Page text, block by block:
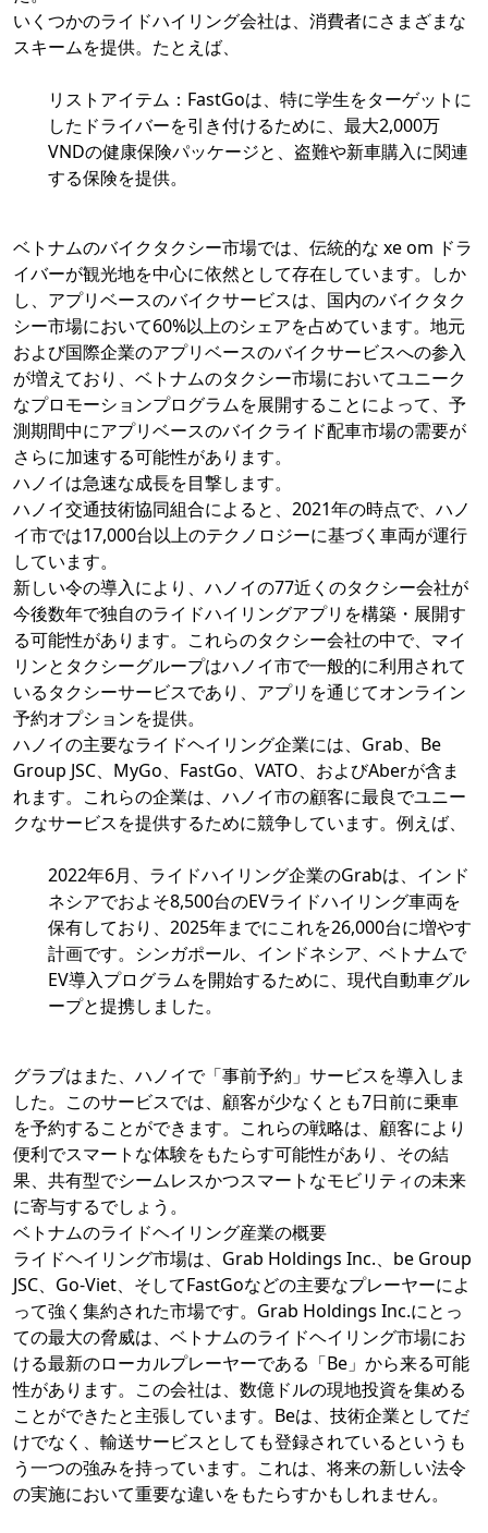
いくつかのライドハイリング会社は、消費者にさまざまな
スキームを提供。たとえば、
リストアイテム：FastGoは、特に学生をターゲットに
したドライバーを引き付けるために、最大2,000万
VNDの健康保険パッケージと、盗難や新車購入に関連
する保険を提供。
ベトナムのバイクタクシー市場では、伝統的な xe om ドラ
イバーが観光地を中心に依然として存在しています。しか
し、アプリベースのバイクサービスは、国内のバイクタク
シー市場において60%以上のシェアを占めています。地元
および国際企業のアプリベースのバイクサービスへの参入
が増えており、ベトナムのタクシー市場においてユニーク
なプロモーションプログラムを展開することによって、予
測期間中にアプリベースのバイクライド配車市場の需要が
さらに加速する可能性があります。
ハノイは急速な成長を目撃します。
ハノイ交通技術協同組合によると、2021年の時点で、ハノ
イ市では17,000台以上のテクノロジーに基づく車両が運行
しています。
新しい令の導入により、ハノイの77近くのタクシー会社が
今後数年で独自のライドハイリングアプリを構築・展開す
る可能性があります。これらのタクシー会社の中で、マイ
リンとタクシーグループはハノイ市で一般的に利用されて
いるタクシーサービスであり、アプリを通じてオンライン
予約オプションを提供。
ハノイの主要なライドヘイリング企業には、Grab、Be
Group JSC、MyGo、FastGo、VATO、およびAberが含ま
れます。これらの企業は、ハノイ市の顧客に最良でユニー
クなサービスを提供するために競争しています。例えば、
2022年6月、ライドハイリング企業のGrabは、インド
ネシアでおよそ8,500台のEVライドハイリング車両を
保有しており、2025年までにこれを26,000台に増やす
計画です。シンガポール、インドネシア、ベトナムで
EV導入プログラムを開始するために、現代自動車グル
ープと提携しました。
グラブはまた、ハノイで「事前予約」サービスを導入しま
した。このサービスでは、顧客が少なくとも7日前に乗車
を予約することができます。これらの戦略は、顧客により
便利でスマートな体験をもたらす可能性があり、その結
果、共有型でシームレスかつスマートなモビリティの未来
に寄与するでしょう。
ベトナムのライドヘイリング産業の概要
ライドヘイリング市場は、Grab Holdings Inc.、be Group
JSC、Go-Viet、そしてFastGoなどの主要なプレーヤーによ
って強く集約された市場です。Grab Holdings Inc.にとっ
ての最大の脅威は、ベトナムのライドヘイリング市場にお
ける最新のローカルプレーヤーである「Be」から来る可能
性があります。この会社は、数億ドルの現地投資を集める
ことができたと主張しています。Beは、技術企業としてだ
けでなく、輸送サービスとしても登録されているというも
う一つの強みを持っています。これは、将来の新しい法令
の実施において重要な違いをもたらすかもしれません。